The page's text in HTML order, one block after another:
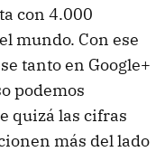
con 4.000
mundo. Con ese
tanto en Google+
podemos
quizá las cifras
más del lado